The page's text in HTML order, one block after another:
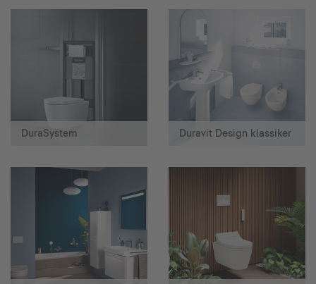
DuraSystem Duravit Design klassiker